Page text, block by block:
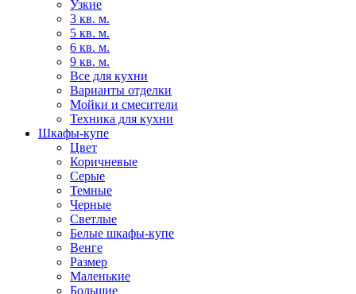
Узкие
3 кв. м.
5 кв. м.
6 кв. м.
9 кв. м.
Все для кухни
Варианты отделки
Мойки и смесители
Техника для кухни
Шкафы-купе
Цвет
Коричневые
Серые
Темные
Черные
Светлые
Белые шкафы-купе
Венге
Размер
Маленькие
Большие